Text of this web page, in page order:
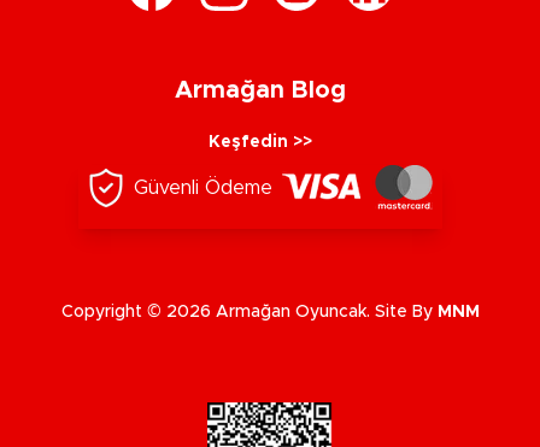
Armağan Blog
Keşfedin >>
Güvenli Ödeme
Copyright © 2026 Armağan Oyuncak. Site By MNM